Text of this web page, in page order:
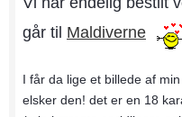
går til Maldiverne
I får da lige et billede af
elsker den! det er en 18